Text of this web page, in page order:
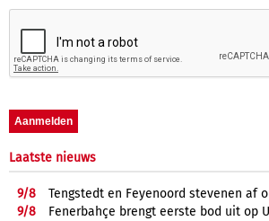
Laatste nieuws
9/8
Tengstedt en Feyenoord stevenen af
9/8
Fenerbahçe brengt eerste bod uit op